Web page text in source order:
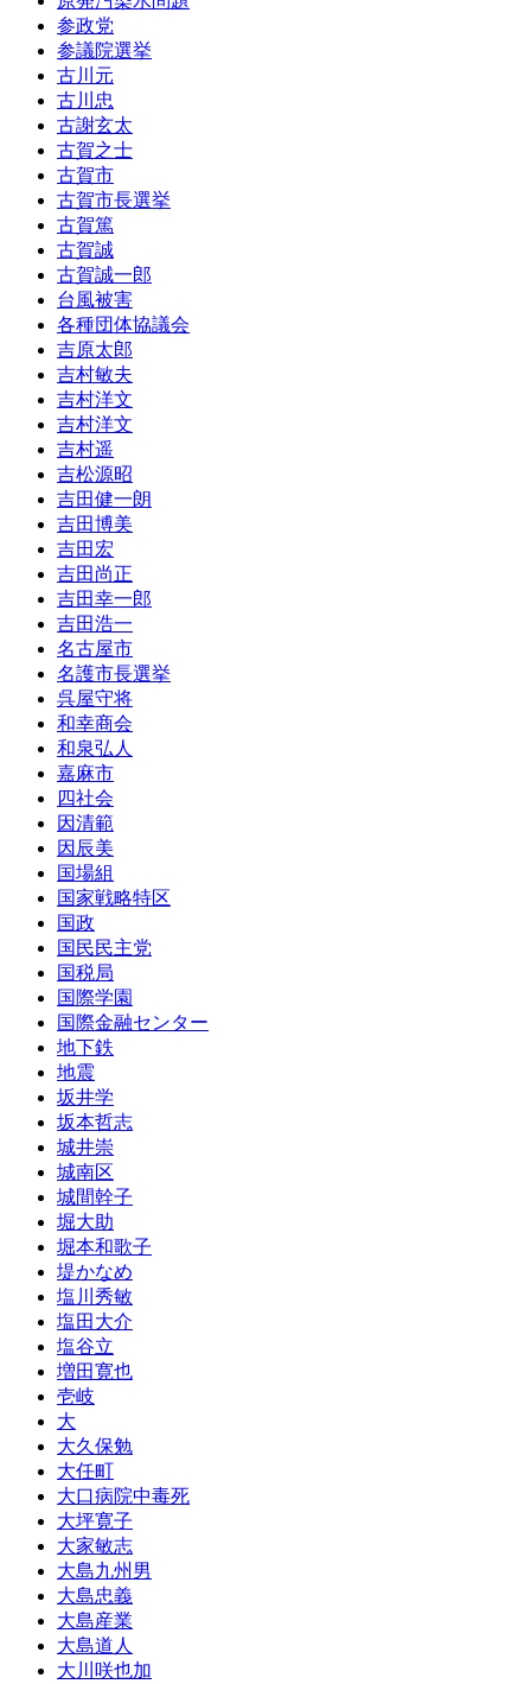
参政党
参議院選挙
古川元
古川忠
古謝玄太
古賀之士
古賀市
古賀市長選挙
古賀篤
古賀誠
古賀誠一郎
台風被害
各種団体協議会
吉原太郎
吉村敏夫
吉村洋文
吉村洋文
吉村遥
吉松源昭
吉田健一朗
吉田博美
吉田宏
吉田尚正
吉田幸一郎
吉田浩一
名古屋市
名護市長選挙
呉屋守将
和幸商会
和泉弘人
嘉麻市
四社会
因清範
因辰美
国場組
国家戦略特区
国政
国民民主党
国税局
国際学園
国際金融センター
地下鉄
地震
坂井学
坂本哲志
城井崇
城南区
城間幹子
堀大助
堀本和歌子
堤かなめ
塩川秀敏
塩田大介
塩谷立
増田寛也
壱岐
大
大久保勉
大任町
大口病院中毒死
大坪寛子
大家敏志
大島九州男
大島忠義
大島産業
大島道人
大川咲也加